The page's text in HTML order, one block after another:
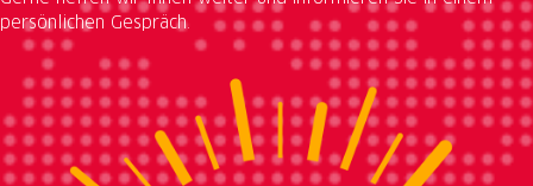
persönlichen Gespräch.